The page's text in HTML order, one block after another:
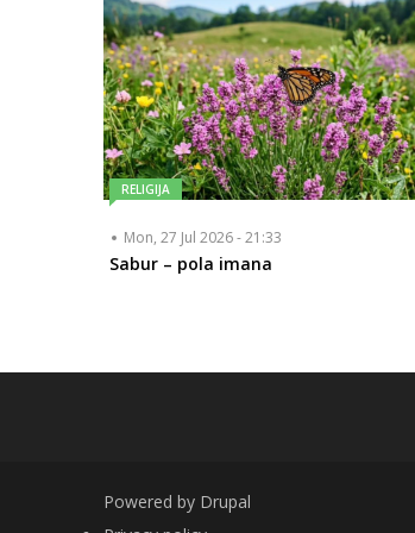
RELIGIJA
Mon, 27 Jul 2026 - 21:33
Sabur – pola imana
Powered by Drupal